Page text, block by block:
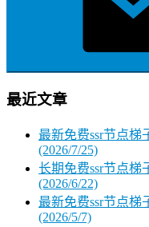
最近文章
最新免费ssr节点梯
(2026/7/25)
长期免费ssr节点梯
(2026/6/22)
最新免费ssr节点梯
(2026/5/7)